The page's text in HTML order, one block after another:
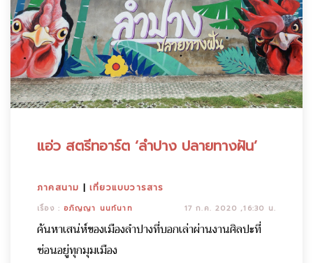
แอ่ว สตรีทอาร์ต ‘ลำปาง ปลายทางฝัน’
ภาคสนาม |เที่ยวแบบวารสาร
เรื่อง : อภิญญา นนท์นาท 17 ก.ค. 2020 ,16:30 น.
ค้นหาเสน่ห์ของเมืองลำปางที่บอกเล่าผ่านงานศิลปะที่
ซ่อนอยู่ทุกมุมเมือง